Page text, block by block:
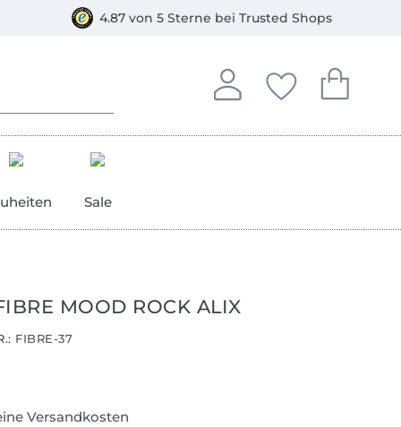
4.87 von 5 Sterne bei Trusted Shops
Anmelden
In deinem Konto
Deine
Du hast keine
Dein
Du hast
Sale
MOOD ROCK ALIX
FIBRE-37
Versandkosten